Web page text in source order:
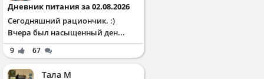
Дневник питания за 02.08.2026
Сегодняшний рациончик. :)
Вчера был насыщенный ден...
9 67
Тала М